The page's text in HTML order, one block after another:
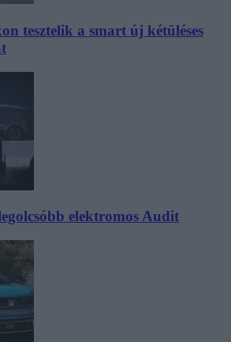
tesztelik a smart új kétüléses
elektromos Audit